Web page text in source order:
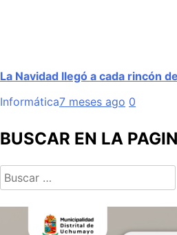
La Navidad llegó a cada rincón
Informática7 meses ago 0
BUSCAR EN LA
Buscar: